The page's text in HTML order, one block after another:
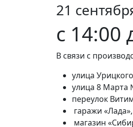
21
с 14:00
В связи с
улица
улица 8 Марта
переулок
гаражи
магазин